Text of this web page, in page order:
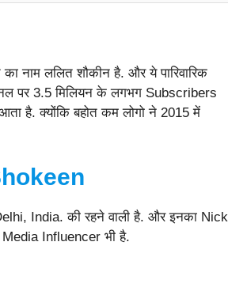
नाम ललित शौकीन है. और ये पारिवारिक
पर 3.5 मिलियन के लगभग Subscribers
है. क्योंकि बहोत कम लोगो ने 2015 में
India. की रहने वाली है. और इनका Nick
Influencer भी है.